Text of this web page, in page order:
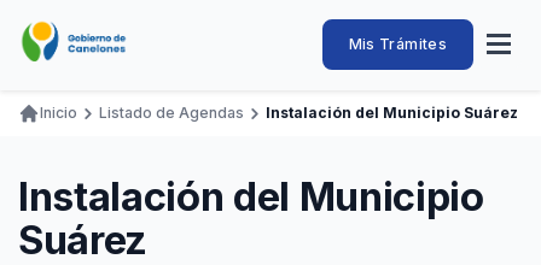
contenido
Intendencia
de
Abrir
Navegación
principal
Buscar
Mis Trámites
Ingresar
Llamados Laborales
Adquisiciones
de
navegación
Inicio Listado de Agendas Instalación del Municipio Suárez
Instalación del Municipio
Suárez